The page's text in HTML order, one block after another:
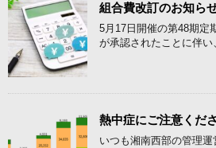
組合費改訂のお知ら
5月17日開催の第48期定
が承認されたことに伴い
熱中症にご注意くだ
いつも湘南西部の管理